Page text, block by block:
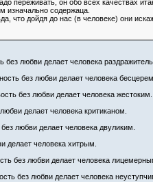
переживать, он обо всех качествах
изначально содержаца.
что дойдя до нас (в человеке) они
без любви делает человека
без любви делает человека
без любви делает человека жестоким.
делает человека критиканом.
любви делает человека двуликим.
делает человека хитрым.
без любви делает человека
без любви делает человека